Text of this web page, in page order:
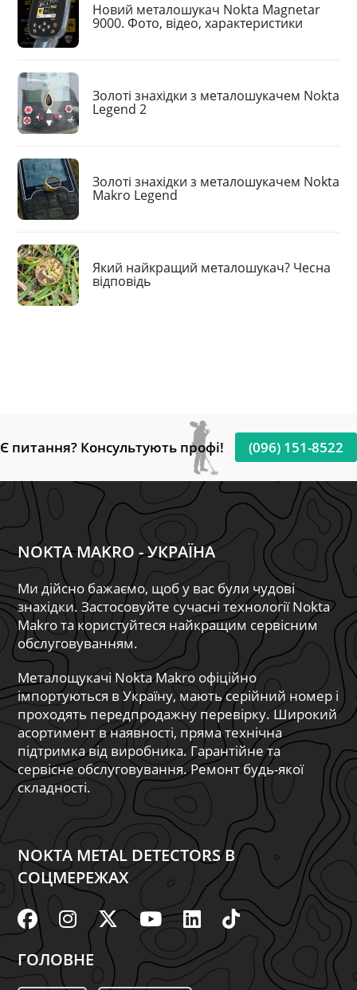
Новий металошукач Nokta Magnetar
9000. Фото, відео, характеристики
Золоті знахідки з металошукачем Nokta
Legend 2
Золоті знахідки з металошукачем Nokta
Makro Legend
Який найкращий металошукач? Чесна
відповідь
Є питання? Консультують профі! (096) 151-8522
NOKTA MAKRO - УКРАЇНА
Ми дійсно бажаємо, щоб у вас були чудові
знахідки. Застосовуйте сучасні технології Nokta
Makro та користуйтеся найкращим сервісним
обслуговуванням.
Металощукачі Nokta Makro офіційно
імпортуються в Україну, мають серійний номер і
проходять передпродажну перевірку. Широкий
асортимент в наявності, пряма технічна
підтримка від виробника. Гарантійне та
сервісне обслуговування. Ремонт будь-якої
складності.
NOKTA METAL DETECTORS В
СОЦМЕРЕЖАХ
ГОЛОВНЕ